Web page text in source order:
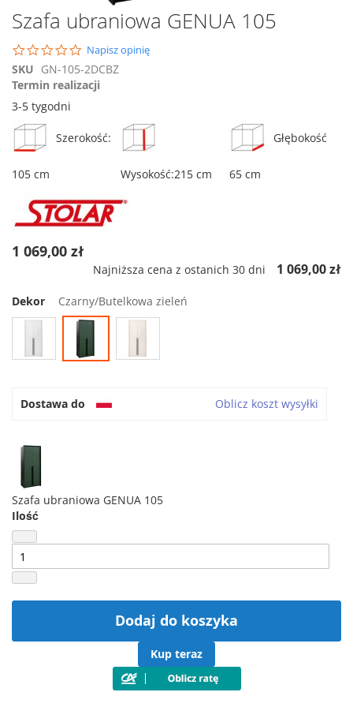
Przejdź
na
początek
galerii
Szafa ubraniowa GENUA 105
0.0
star
rating
Napisz opinię
SKU GN-105-2DCBZ
Termin realizacji
3-5 tygodni
Szerokość:
105 cm Wysokość:215 cm
Głębokość
65 cm
1 069,00 zł
Najniższa cena z ostanich 30 dni 1 069,00 zł
Dekor Czarny/Butelkowa zieleń
Dostawa do Oblicz koszt wysyłki
Szafa ubraniowa GENUA 105
Ilość
Dodaj do koszyka
Kup teraz